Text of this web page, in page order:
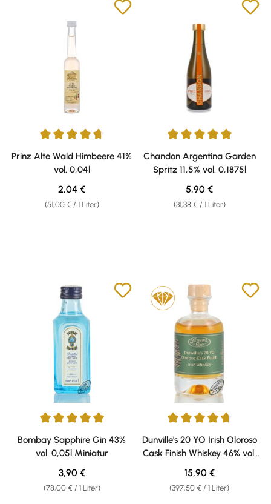
Durchschnittliche Bewertung von 4.75 von 5 Sternen
Prinz Alte Wald Himbeere 41%
vol. 0,04l
(51,00 € / 1 Liter)
Regulärer Preis:
2,04 €
Durchschnittliche Bewertung
Chandon Argentina Garden
Spritz 11,5% vol. 0,1875l
(31,38 € / 1 Liter)
Regulärer Preis:
5,90 €
Durchschnittliche Bewertung von 5 von 5 Sternen
Bombay Sapphire Gin 43%
vol. 0,05l Miniatur
(78,00 € / 1 Liter)
Regulärer Preis:
3,90 €
Durchschnittliche Bewertung
Dunville's 20 YO Irish Oloroso
Cask Finish Whiskey 46% vol.
0,04l Weisshaus Sample
(397,50 € / 1 Liter)
Regulärer Preis:
15,90 €